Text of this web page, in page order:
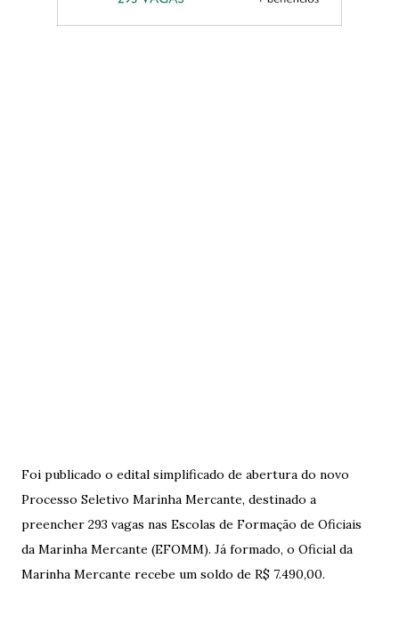
Foi publicado o edital simplificado de abertura do novo
Processo Seletivo Marinha Mercante, destinado a
preencher 293 vagas nas Escolas de Formação de Oficiais
da Marinha Mercante (EFOMM). Já formado, o Oficial da
Marinha Mercante recebe um soldo de R$ 7.490,00.